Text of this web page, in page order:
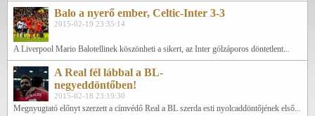
Balo a nyerő ember, Celtic-Inter 3-3
2015-02-19 23:35:14
A Liverpool Mario Balotellinek köszönheti a sikert, az Inter gólzáporos döntetlent...
A Real fél lábbal a BL-
negyeddöntőben!
2015-02-18 23:19:30
Megnyugtató előnyt szerzett a címvédő Real a BL szerda esti nyolcaddöntőjének első...